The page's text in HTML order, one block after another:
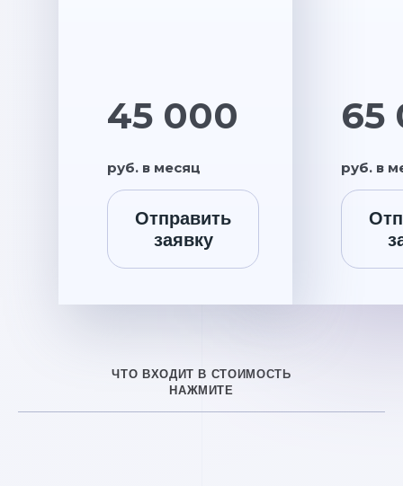
45 000
руб. в месяц
Отправить
заявку
65
руб. в
ЧТО ВХОДИТ В СТОИМОСТЬ
НАЖМИТЕ